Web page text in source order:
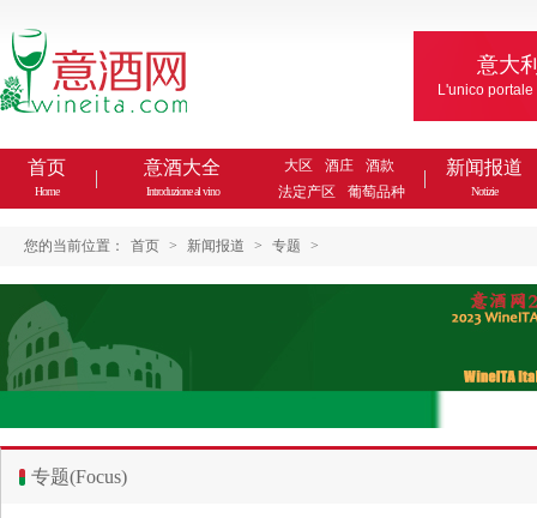
意大
L'unico
首页
Home
意酒大全
Introduzione al vino
大区 酒庄
酒款
法定产区
葡萄品种
新闻报道
Notizie
您的当前位置： 首页 > 新闻报道 > 专题 >
专题(Focus)